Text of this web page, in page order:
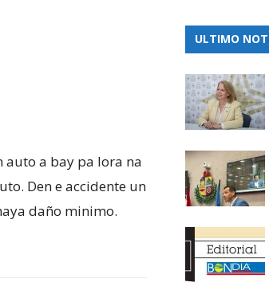
a bay pa lora na
Den e accidente un
daño minimo.
ULTIMO